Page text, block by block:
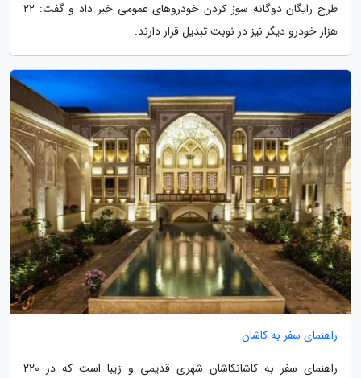
طرح رایگان دوگانه سوز کردن خودروهای عمومی خبر داد و گفت: 22
هزار خودرو دیگر نیز در نوبت تبدیل قرار دارند.
راهنمای سفر به کاشان
راهنمای سفر به کاشانکاشان شهری قدیمی و زیبا است که در 220